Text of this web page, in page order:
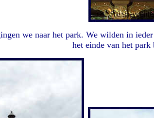
we naar het park. We wilden in
het einde van het